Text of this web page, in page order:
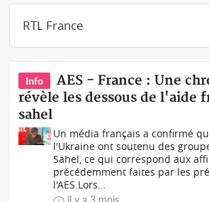
Info
AES - France : Une
révèle les dessous de l'aide
sahel
Un média français a confirmé
l'Ukraine ont soutenu des
Sahel, ce qui correspond aux
précédemment faites par les
l'AES.Lors...
il y a 3 mois